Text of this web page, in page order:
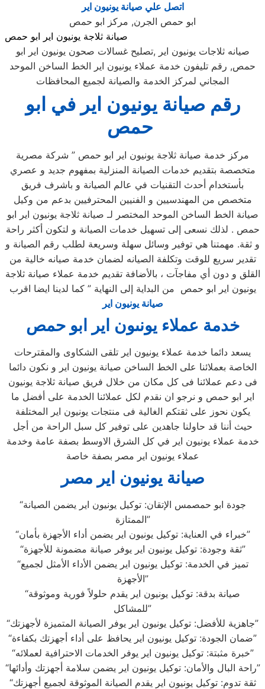
اتصل علي صيانة يونيون اير
ابو حمص الجرن, مركز ابو حمص
صيانة ثلاجة يونيون اير ابو حمص
صيانه ثلاجات يونيون اير ,تصليح غسالات صحون يونيون اير ابو
حمص, رقم تليفون خدمة عملاء يونيون اير الخط الساخن الموحد
المجاني لمركز الخدمة والصيانة لجميع المحافظات
رقم صيانة يونيون اير في ابو
مركز خدمة صيانة ثلاجة يونيون اير ابو حمص ” شركة مصرية
متخصصة بتقديم خدمات الصيانة المنزلية بمفهوم جديد و عصري
بأستخدام أحدث التقنيات في عالم الصيانة و باشرف فريق
متخصص من المهندسيين و الفنيين المحترفيين بدعم من وكيل
صيانة الخط الساخن الموحد المختصر لـ صيانة ثلاجة يونيون اير ابو
حمص . لذلك نسعى إلى تسهيل خدمات الصيانة و لتكون أكثر راحة
و ثقة. مهمتنا هي توفير وسائل سهلة وسريعة لطلب رقم الصيانة و
تقدير سريع للوقت وتكلفة الصيانه لضمان خدمة صيانه خالية من
القلق و دون أي مفاجآت ، بالأضافة تقديم خدمة عملاء صيانة ثلاجة
يونيون اير ابو حمص من البداية إلى النهاية ” كما لدينا ايضا اقرب
صيانة يونيون اير
خدمة عملاء يونىون اير ابو حمص
يسعد دائما خدمة عملاء يونيون اير تلقى الشكاوى والمقترحات
الخاصة بعملائنا على الخط الساخن صيانة يونيون اير و نكون دائما
فى دعم عملائنا فى كل مكان من خلال فريق صيانة ثلاجة يونيون
اير ابو حمص و نرجو ان نقدم لكل عملائنا الخدمة على أفضل ما
يكون نحوز على ثقتكم الغالية فى منتجات يونيون اير المختلفة
حيث أننا قد حاولنا جاهدين على توفير كل سبل الراحة من أجل
خدمة عملاء يونيون اير في كل الشرق الاوسط بصفة عامة وخدمة
عملاء يونيون اير مصر بصفة خاصة
صيانة يونيون اير مصر
“جودة ابو حمصمس الإتقان: توكيل يونيون اير يضمن الصيانة
الممتازة”
“خبراء في العناية: توكيل يونيون اير يضمن أداء الأجهزة بأمان”
“ثقة وجودة: توكيل يونيون اير يوفر صيانة مضمونة للأجهزة”
“تميز في الخدمة: توكيل يونيون اير يضمن الأداء الأمثل لجميع
الأجهزة”
“صيانة بدقة: توكيل يونيون اير يقدم حلولاً فورية وموثوقة
للمشاكل”
“جاهزية للأفضل: توكيل يونيون اير يوفر الصيانة المتميزة لأجهزتك”
“ضمان الجودة: توكيل يونيون اير يحافظ على أداء أجهزتك بكفاءة”
“خبرة مثبتة: توكيل يونيون اير يوفر الخدمات الاحترافية لعملائه”
“راحة البال والأمان: توكيل يونيون اير يضمن سلامة أجهزتك وأدائها”
“ثقة تدوم: توكيل يونيون اير يقدم الصيانة الموثوقة لجميع أجهزتك